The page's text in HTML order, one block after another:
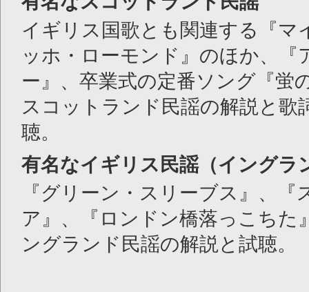
イギリス国歌とも関連する『マ
ッホ・ローモンド』のほか、『
ー』、卒業式の定番ソング『蛍
スコットランド民謡の解説と歌
聴。
有名なイギリス民謡（イングラ
『グリーン・スリーブス』、『
ア』、『ロンドン橋落っこちた
ングランド民謡の解説と試聴。